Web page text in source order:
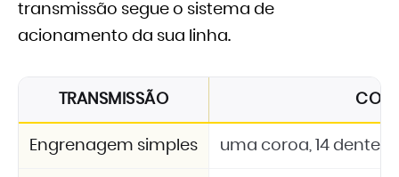
transmissão segue o sistema de
acionamento da sua linha.
TRANSMISSÃO
Engrenagem simples uma coroa, 14 dentes,